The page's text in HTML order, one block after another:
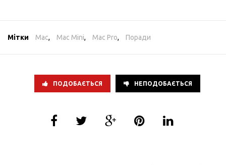
Мітки Mac, Mac Mini, Mac Pro, Поради
ПОДОБАЄТЬСЯ НЕПОДОБАЄТЬСЯ